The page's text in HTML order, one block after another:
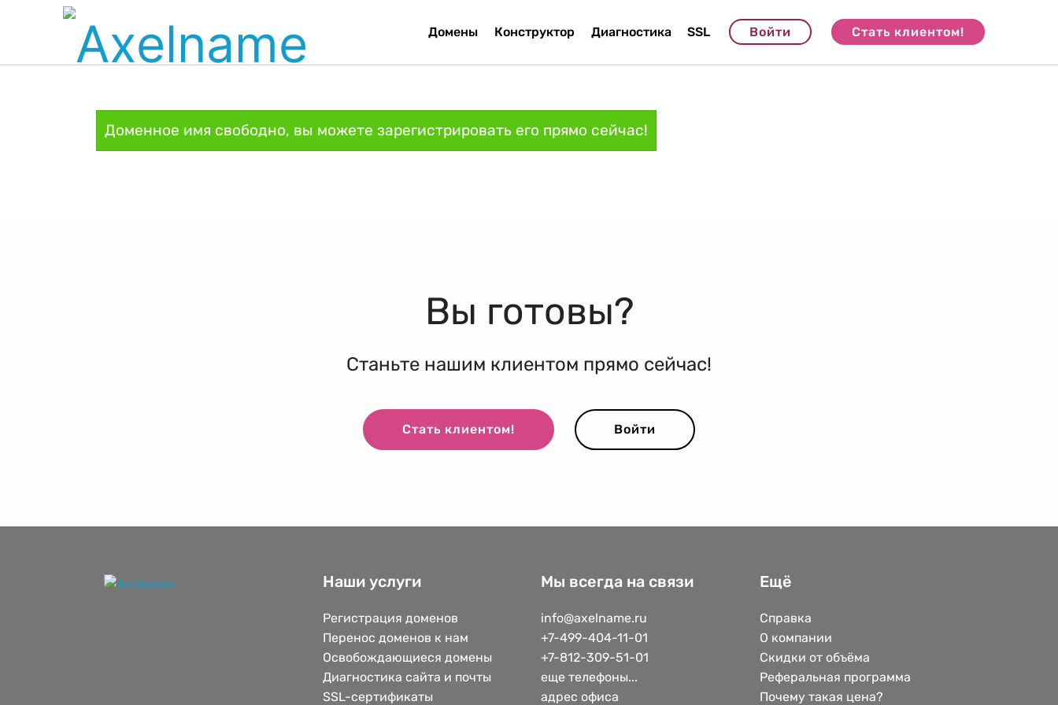
Домены Конструктор Диагностика SSL Войти Стать клиентом!
Доменное имя свободно, вы можете зарегистрировать его прямо сейчас!
Вы готовы?
Станьте нашим клиентом прямо сейчас!
Стать клиентом! Войти
Наши услуги
Регистрация доменов
Перенос доменов к нам
Освобождающиеся домены
Диагностика сайта и почты
SSL-сертификаты
Мы всегда на связи
info@axelname.ru
+7-499-404-11-01
+7-812-309-51-01
еще телефоны...
адрес офиса
Ещё
Справка
О компании
Скидки от объёма
Реферальная программа
Почему такая цена?